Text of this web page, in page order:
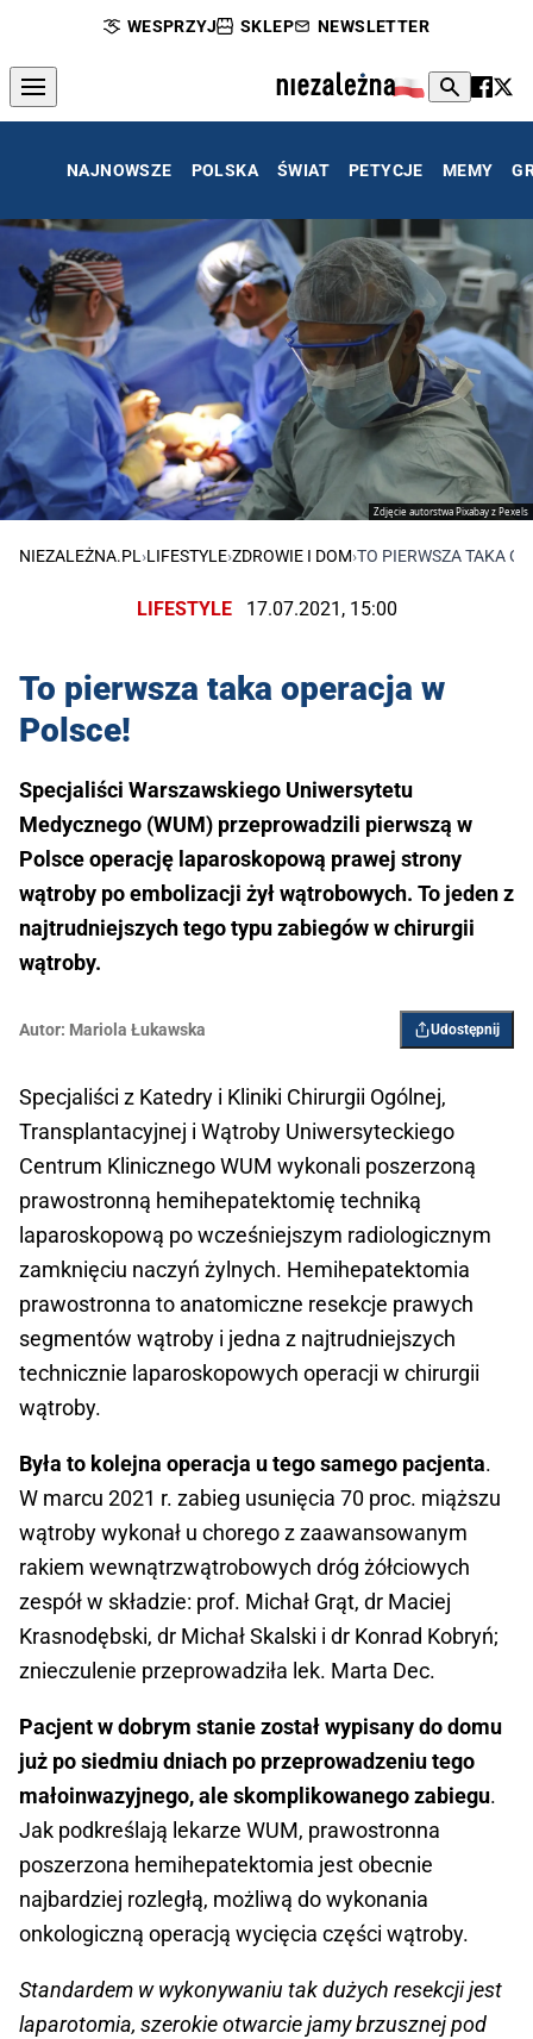
WESPRZYJ SKLEP NEWSLETTER
NAJNOWSZE POLSKA ŚWIAT PETYCJE MEMY
Zdjęcie autorstwa Pixabay z Pexels
NIEZALEŻNA.PL ›LIFESTYLE›ZDROWIE I DOM›TO PIERWSZA TAKA
LIFESTYLE 17.07.2021, 15:00
To pierwsza taka operacja w
Polsce!
Specjaliści Warszawskiego Uniwersytetu
Medycznego (WUM) przeprowadzili pierwszą w
Polsce operację laparoskopową prawej strony
wątroby po embolizacji żył wątrobowych. To jeden z
najtrudniejszych tego typu zabiegów w chirurgii
wątroby.
Autor: Mariola Łukawska Udostępnij
Specjaliści z Katedry i Kliniki Chirurgii Ogólnej,
Transplantacyjnej i Wątroby Uniwersyteckiego
Centrum Klinicznego WUM wykonali poszerzoną
prawostronną hemihepatektomię techniką
laparoskopową po wcześniejszym radiologicznym
zamknięciu naczyń żylnych. Hemihepatektomia
prawostronna to anatomiczne resekcje prawych
segmentów wątroby i jedna z najtrudniejszych
technicznie laparoskopowych operacji w chirurgii
wątroby.
Była to kolejna operacja u tego samego pacjenta.
W marcu 2021 r. zabieg usunięcia 70 proc. miąższu
wątroby wykonał u chorego z zaawansowanym
rakiem wewnątrzwątrobowych dróg żółciowych
zespół w składzie: prof. Michał Grąt, dr Maciej
Krasnodębski, dr Michał Skalski i dr Konrad Kobryń;
znieczulenie przeprowadziła lek. Marta Dec.
Pacjent w dobrym stanie został wypisany do domu
już po siedmiu dniach po przeprowadzeniu tego
małoinwazyjnego, ale skomplikowanego zabiegu.
Jak podkreślają lekarze WUM, prawostronna
poszerzona hemihepatektomia jest obecnie
najbardziej rozległą, możliwą do wykonania
onkologiczną operacją wycięcia części wątroby.
Standardem w wykonywaniu tak dużych resekcji jest
laparotomia, szerokie otwarcie jamy brzusznej pod